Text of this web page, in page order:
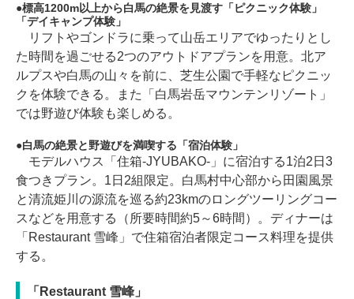
標高1200m以上から白馬の絶景を見渡す「ピクニック体験」
「デイキャンプ体験」
リフトやゴンドラに乗って山岳エリアでゆったりとし
た時間を過ごせる2つのアウトドアプランを用意。北ア
ルプスや白馬の山々を前に、芝生公園で手軽なピクニッ
クを体験できる。また「白馬岩岳マウンテンリゾート」
では野遊び体験も楽しめる。
白馬の絶景と野遊びを満喫する「宿泊体験」
モデルハウス「住箱-JYUBAKO-」に宿泊する1泊2日3
食つきプラン。1日2組限定。白馬村中心部から田園風景
と清流姫川の源流を巡る約23kmのロングツーリングコー
スなどを用意する（所要時間約5～6時間）。ディナーは
「Restaurant 雪峰」で住箱宿泊者限定コース料理を提供
する。
「Restaurant 雪峰」